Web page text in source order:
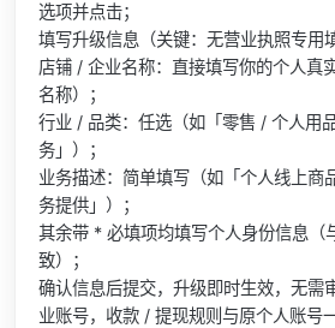
选项并点击；
填写升级信息（关键：无营业执照专用
店铺 / 企业名称：直接填写你的个人真
名称）；
行业 / 品类：任选（如「零售 / 个人用
务」）；
业务描述：简单填写（如「个人线上商
务提供」）；
其余带 * 必填项均填写个人身份信息（
致）；
确认信息后提交，升级即时生效，无需
业账号，收款 / 提现规则与原个人账号一